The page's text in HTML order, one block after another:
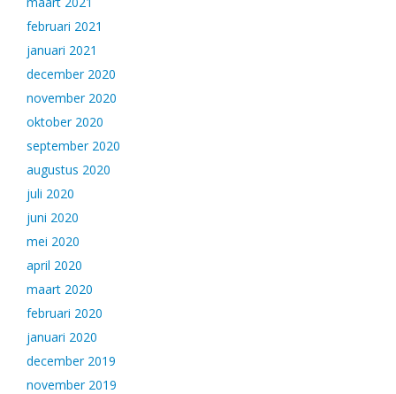
februari 2021
januari 2021
december 2020
november 2020
oktober 2020
september 2020
augustus 2020
juli 2020
juni 2020
mei 2020
april 2020
maart 2020
februari 2020
januari 2020
december 2019
november 2019